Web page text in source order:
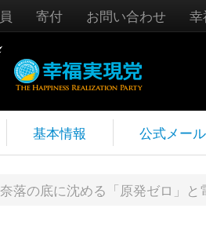
寄付 お問い合わせ
基本情報 公式メー
落の底に沈める「原発ゼロ」と